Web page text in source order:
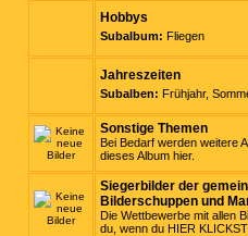
Hobbys
Subalbum: Fliegen
Jahreszeiten
Subalben: Frühjahr,
Sonstige Themen
Bei Bedarf werden weitere
dieses Album hier.
Siegerbilder der
Bilderschuppen und
Die Wettbewerbe mit allen
du, wenn du HIER KLICKST